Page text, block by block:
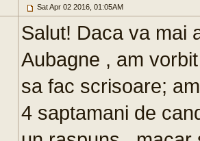
Sat Apr 02 2016, 01:05AM
Salut! Daca va mai
Aubagne , am
sa fac scrisoare;
4 saptamani de